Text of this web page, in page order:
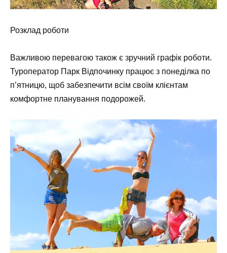
Розклад роботи
Важливою перевагою також є зручний графік роботи.
Туроператор Парк Відпочинку працює з понеділка по
п’ятницю, щоб забезпечити всім своїм клієнтам
комфортне планування подорожей.